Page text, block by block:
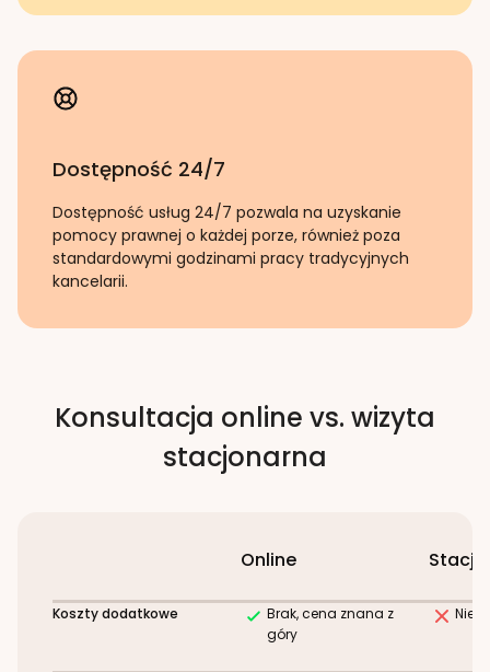
Dostępność 24/7
Dostępność usług 24/7 pozwala na uzyskanie
pomocy prawnej o każdej porze, również poza
standardowymi godzinami pracy tradycyjnych
kancelarii.
Konsultacja online vs. wizyta
stacjonarna
Online
Koszty dodatkowe
Brak, cena znana z
góry